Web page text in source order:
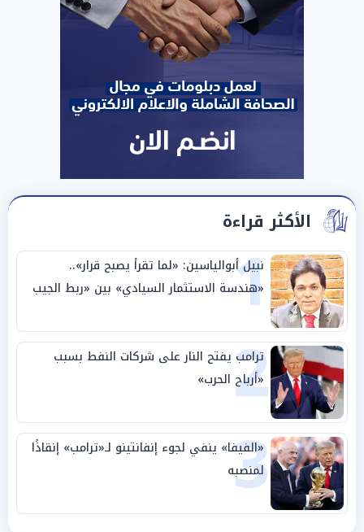
الأكثر قراءة
1
نبيل أبوالياسين: «لما تقرأ يصبح قرار»..
«هندسة الاستثمار السيادي» بين «ربط الجيب
بالوطن» و«سيادة الكلمة»
2
ترامب يفتح النار على شركات النفط بسبب
«أرباح الحرب»
3
«الفيفا» ينفي لجوء إنفانتينو لـ«ترامب» إنقاذًا
لمنصبه